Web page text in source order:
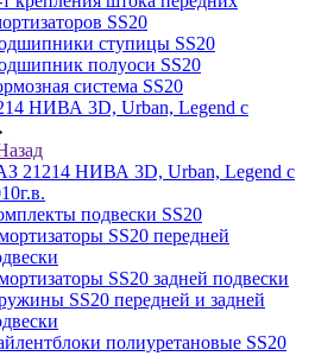
SS20
ступицы SS20
полуоси SS20
система SS20
НИВА 3D, Urban, Legend c
21214 НИВА 3D, Urban, Legend c
подвески SS20
SS20 передней
SS20 задней подвески
SS20 передней и задней
полиуретановые SS20